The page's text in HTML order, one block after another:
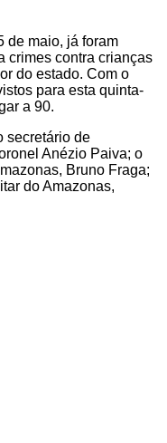
de maio, já foram
crimes contra crianças
do estado. Com o
para esta quinta-
a 90.
secretário de
Anézio Paiva; o
Bruno Fraga;
do Amazonas,